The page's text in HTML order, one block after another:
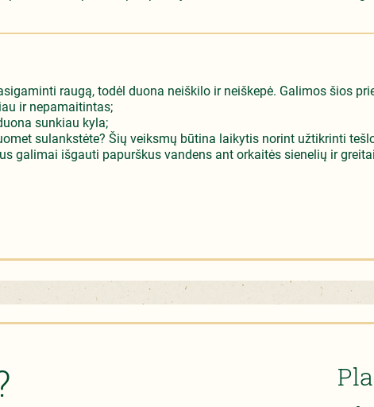
raugą, todėl duona neiškilo ir neiškepė. Galimos šios
ir nepamaitintas;
sunkiau kyla;
sulankstėte? Šių veiksmų būtina laikytis norint užtikrinti
galimai išgauti papurškus vandens ant orkaitės sienelių ir